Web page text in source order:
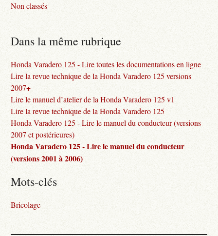
Non classés
Dans la même rubrique
Honda Varadero 125 - Lire toutes les documentations en ligne
Lire la revue technique de la Honda Varadero 125 versions
2007+
Lire le manuel d’atelier de la Honda Varadero 125 v1
Lire la revue technique de la Honda Varadero 125
Honda Varadero 125 - Lire le manuel du conducteur (versions
2007 et postérieures)
Honda Varadero 125 - Lire le manuel du conducteur
(versions 2001 à 2006)
Mots-clés
Bricolage